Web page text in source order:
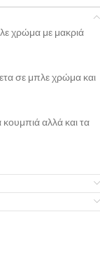
χρώμα με μακριά
σε μπλε χρώμα και
αλλά και τα